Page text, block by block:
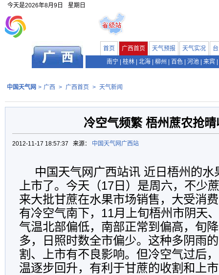
今天是2026年8月9日 星期日
首页 广西首页 天气预报 天气实况
南宁
桂林 北海 柳州 百色 河池 来宾
中国天气网 > 广西 > 广西首页 > 天气新闻
冷空气频繁 梧州蔗农抢晴
2012-11-17 18:57:37 来源： 中国天气网广西站
中国天气网广西站讯 近日梧州的水
上市了。今天（17日）是周六，不少
来大批甘蔗在水果市场销售，大受消
有冷空气南下，11月上旬梧州市阴天
气温北部偏低，南部正常到偏高，旬
多，日照时数全市偏少。这种多阴雨
割、上市有不良影响。但冷空气过后
温逐步回升，有利于甘蔗的收割和上